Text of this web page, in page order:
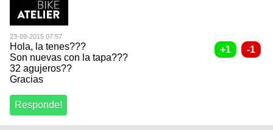
23-09-2015 07:57
Hola, la tenes???
Son nuevas con la tapa???
32 agujeros??
Gracias